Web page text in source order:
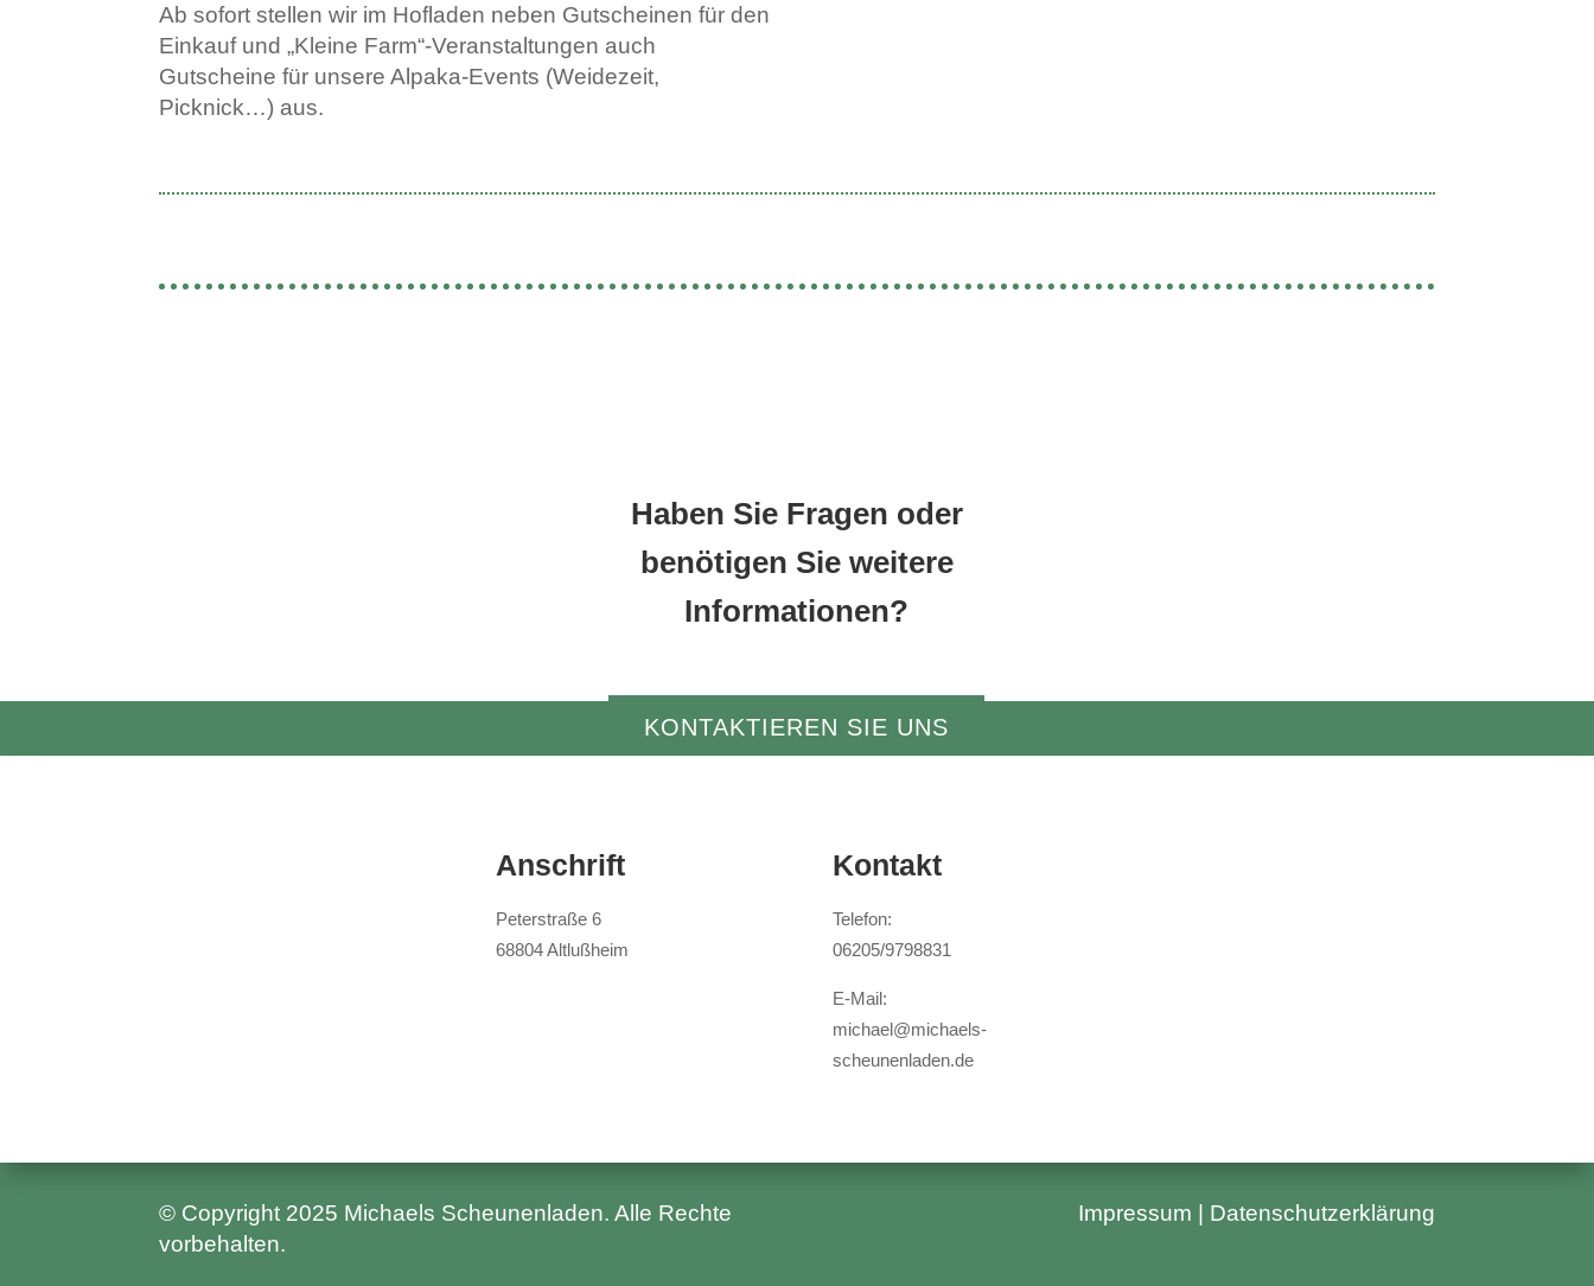
Ab sofort stellen wir im Hofladen neben Gutscheinen für den
Einkauf und „Kleine Farm“-Veranstaltungen auch
Gutscheine für unsere Alpaka-Events (Weidezeit,
Picknick…) aus.
Haben Sie Fragen oder
benötigen Sie weitere
Informationen?
KONTAKTIEREN SIE UNS
Anschrift
Peterstraße 6
68804 Altlußheim
Kontakt
Telefon:
06205/9798831
E-Mail:
michael@michaels-
scheunenladen.de
© Copyright 2025 Michaels Scheunenladen. Alle Rechte
vorbehalten.
Impressum Datenschutzerklärung